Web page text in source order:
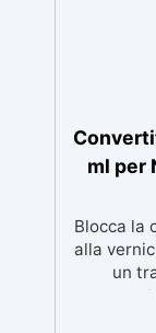
ml per
Blocca la
alla
un